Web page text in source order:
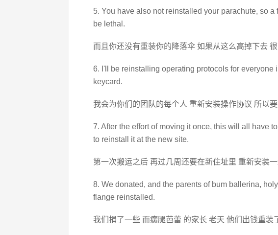
5. You have also not reinstalled your parachute, so
be lethal.
而且你还没有重装你的降落伞 如果从这么高掉下去
6. I'll be reinstalling operating protocols for everyone
keycard.
我会为你们的团队的每个人 重新安装操作协议 所以
7. After the effort of moving it once, this will all have
to reinstall it at the new site.
第一次搬运之后 再过几周还要在新住址里 重新安装
8. We donated, and the parents of bum ballerina,
flange reinstalled.
我们捐了一些 而瘸腿芭蕾 的家长 老天 他们出钱重装